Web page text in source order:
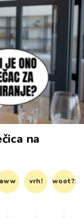
na
aww vrh! woot?!